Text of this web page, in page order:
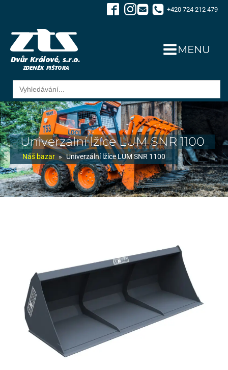
+420 724 212 479
MENU
Search
for:
Univerzální lžíce LUM SNR 1100
Náš bazar » Univerzální lžíce LUM SNR 1100